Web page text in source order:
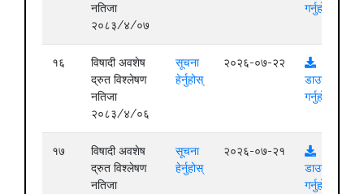
नतिजा
२०८३/४/०७
गर्नुहोस्
१६
विषादी अवशेष
द्रुत विश्लेषण
नतिजा
२०८३/४/०६
सूचना
हेर्नुहोस्
२०२६-०७-२२
डाउनलोड
गर्नुहोस्
१७
विषादी अवशेष
द्रुत विश्लेषण
नतिजा
सूचना
हेर्नुहोस्
२०२६-०७-२१
डाउनलोड
गर्नुहोस्